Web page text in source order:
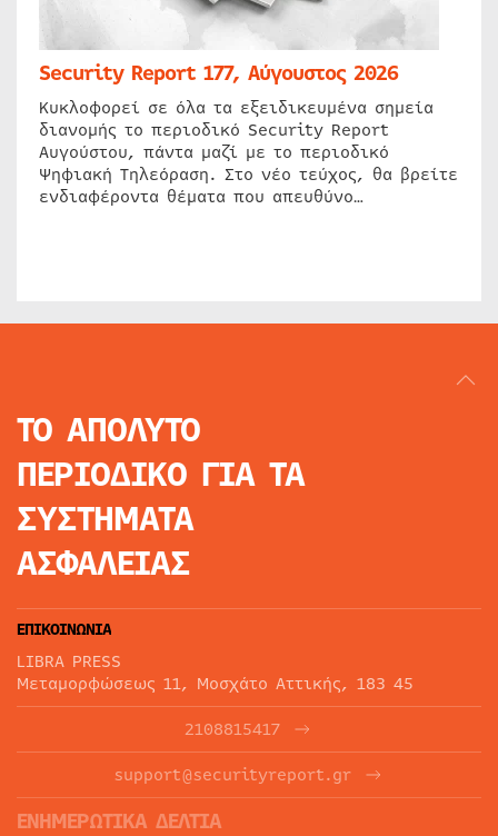
Security Report 177, Αύγουστος 2026
Κυκλοφορεί σε όλα τα εξειδικευμένα σημεία
διανομής το περιοδικό Security Report
Αυγούστου, πάντα μαζί με το περιοδικό
Ψηφιακή Τηλεόραση. Στο νέο τεύχος, θα βρείτε
ενδιαφέροντα θέματα που απευθύνο…
ΤΟ ΑΠΟΛΥΤΟ
ΠΕΡΙΟΔΙΚΟ ΓΙΑ ΤΑ
ΣΥΣΤΗΜΑΤΑ
ΑΣΦΑΛΕΙΑΣ
ΕΠΙΚΟΙΝΩΝΙΑ
LIBRA PRESS
Μεταμορφώσεως 11, Μοσχάτο Αττικής, 183 45
2108815417
support@securityreport.gr
ΕΝΗΜΕΡΩΤΙΚΑ ΔΕΛΤΙΑ